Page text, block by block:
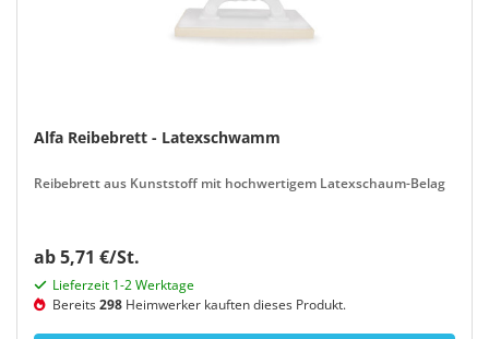
Alfa Reibebrett - Latexschwamm
Reibebrett aus Kunststoff mit hochwertigem Latexschaum-Belag
ab 5,71 €/St.
Lieferzeit 1-2 Werktage
Bereits298 Heimwerker kauften dieses Produkt.